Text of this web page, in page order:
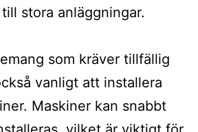
stora anläggningar.
som kräver tillfällig
vanligt att installera
Maskiner kan snabbt